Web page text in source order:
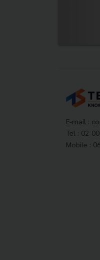
E-mail :
Tel : 02-
Mobile :